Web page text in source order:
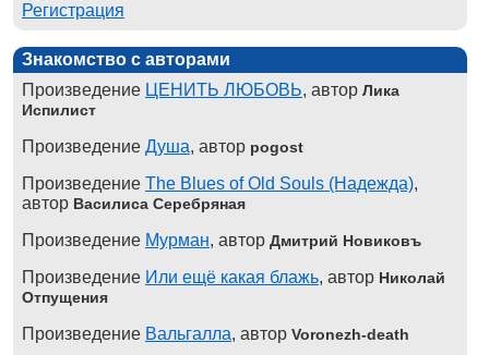
Регистрация
Знакомство с авторами
Произведение ЦЕНИТЬ ЛЮБОВЬ, автор Лика
Испилист
Произведение Душа, автор pogost
Произведение The Blues of Old Souls (Надежда),
автор Василиса Серебряная
Произведение Мурман, автор Дмитрий Новиковъ
Произведение Или ещё какая блажь, автор Николай
Отпущения
Произведение Вальгалла, автор Voronezh-death